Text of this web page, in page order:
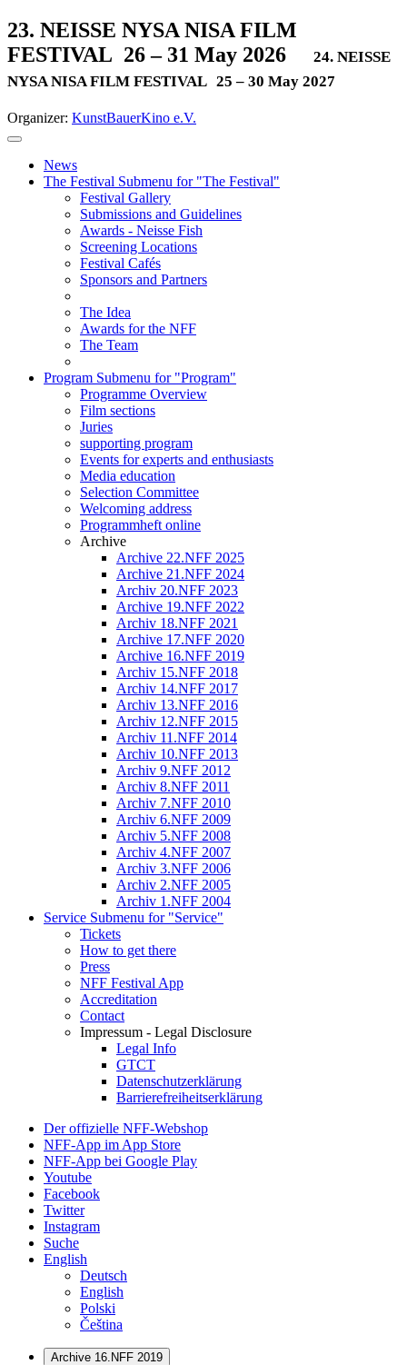
23. NEISSE NYSA NISA FILM
FESTIVAL 26 – 31 May 2026
24. NEISSE
NYSA NISA FILM FESTIVAL 25 – 30 May 2027
Organizer: KunstBauerKino e.V.
News
The Festival Submenu for "The Festival"
Festival Gallery
Submissions and Guidelines
Awards - Neisse Fish
Screening Locations
Festival Cafés
Sponsors and Partners
The Idea
Awards for the NFF
The Team
Program Submenu for "Program"
Programme Overview
Film sections
Juries
supporting program
Events for experts and enthusiasts
Media education
Selection Committee
Welcoming address
Programmheft online
Archive
Archive 22.NFF 2025
Archive 21.NFF 2024
Archiv 20.NFF 2023
Archive 19.NFF 2022
Archiv 18.NFF 2021
Archive 17.NFF 2020
Archive 16.NFF 2019
Archiv 15.NFF 2018
Archiv 14.NFF 2017
Archiv 13.NFF 2016
Archiv 12.NFF 2015
Archiv 11.NFF 2014
Archiv 10.NFF 2013
Archiv 9.NFF 2012
Archiv 8.NFF 2011
Archiv 7.NFF 2010
Archiv 6.NFF 2009
Archiv 5.NFF 2008
Archiv 4.NFF 2007
Archiv 3.NFF 2006
Archiv 2.NFF 2005
Archiv 1.NFF 2004
Service Submenu for "Service"
Tickets
How to get there
Press
NFF Festival App
Accreditation
Contact
Impressum - Legal Disclosure
Legal Info
GTCT
Datenschutzerklärung
Barrierefreiheitserklärung
Der offizielle NFF-Webshop
NFF-App im App Store
NFF-App bei Google Play
Youtube
Facebook
Twitter
Instagram
Suche
English
Deutsch
English
Polski
Čeština
Archive 16.NFF 2019